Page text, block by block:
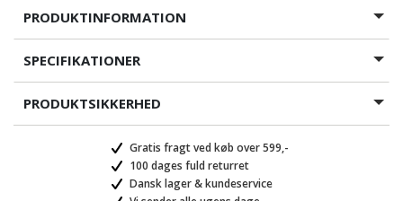
PRODUKTINFORMATION
SPECIFIKATIONER
PRODUKTSIKKERHED
Gratis fragt ved køb over 599,-
100 dages fuld returret
Dansk lager & kundeservice